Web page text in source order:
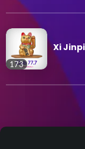
Club-Shorts
173
Xi